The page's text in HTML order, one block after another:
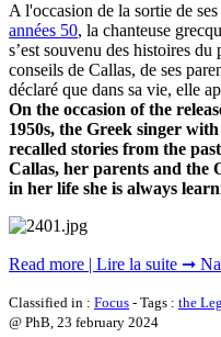
A l'occasion de la sortie de ses
années 50, la chanteuse
s’est souvenu des histoires
conseils de Callas, de ses
déclaré que dans sa vie, elle
On the occasion of the
1950s, the Greek singer
recalled stories from the
Callas, her parents and the
in her life she is always
Read more | Lire la suite ➞
Classified in : Focus - Tags : the
@ PhB, 23 february 2024